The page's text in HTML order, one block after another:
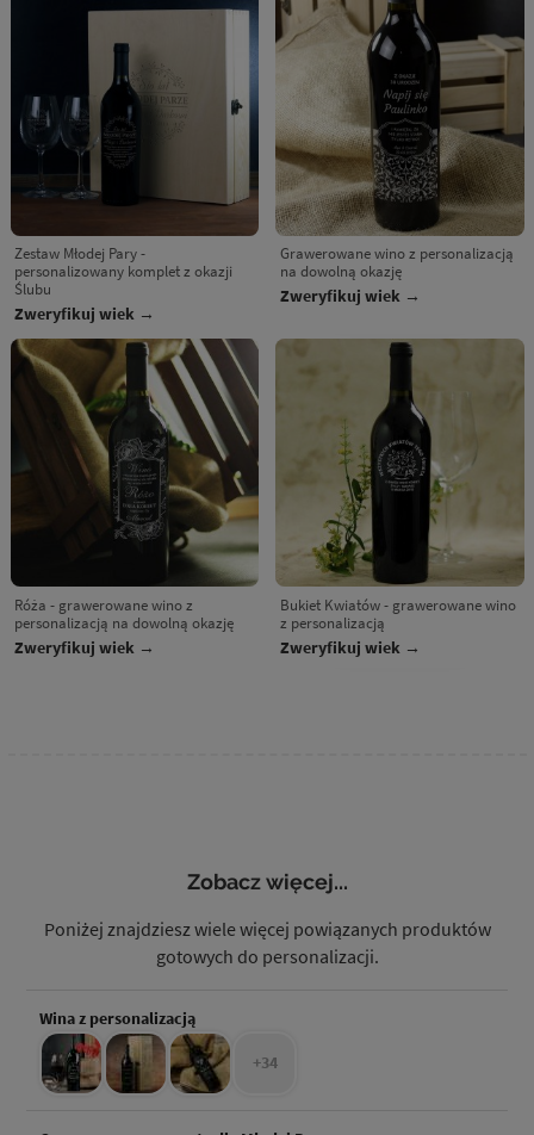
Zestaw Młodej Pary -
personalizowany komplet z okazji
Ślubu
Zweryfikuj wiek →
Grawerowane wino z personalizacją
na dowolną okazję
Zweryfikuj wiek →
Róża - grawerowane wino z
personalizacją na dowolną okazję
Zweryfikuj wiek →
Bukiet Kwiatów - grawerowane wino
z personalizacją
Zweryfikuj wiek →
Zobacz więcej...
Poniżej znajdziesz wiele więcej powiązanych produktów
gotowych do personalizacji.
Wina z personalizacją
+34